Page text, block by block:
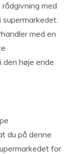
med
med en
den høje ende
du på denne
for